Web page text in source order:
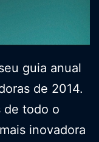
guia anual
de 2014.
de todo o
inovadora